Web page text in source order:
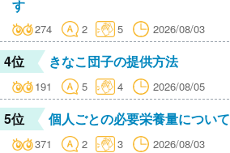
す
274 2 5 2026/08/03
4位 きなこ団子の提供方法
191 5 4 2026/08/05
5位 個人ごとの必要栄養量について
371 2 3 2026/08/03